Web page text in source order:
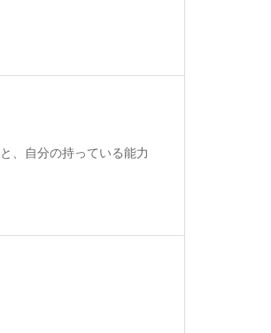
、自分の持っている能力